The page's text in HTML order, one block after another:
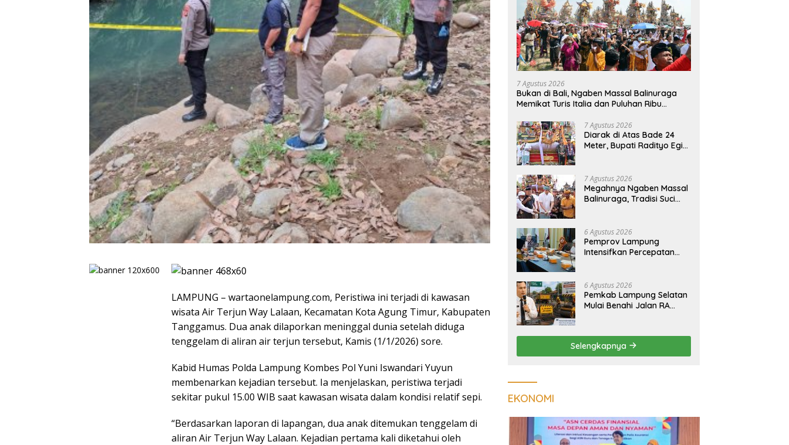
LAMPUNG – wartaonelampung.com, Peristiwa ini terjadi di kawasan
wisata Air Terjun Way Lalaan, Kecamatan Kota Agung Timur, Kabupaten
Tanggamus. Dua anak dilaporkan meninggal dunia setelah diduga
tenggelam di aliran air terjun tersebut, Kamis (1/1/2026) sore.
Kabid Humas Polda Lampung Kombes Pol Yuni Iswandari Yuyun
membenarkan kejadian tersebut. Ia menjelaskan, peristiwa terjadi
sekitar pukul 15.00 WIB saat kawasan wisata dalam kondisi relatif sepi.
“Berdasarkan laporan di lapangan, dua anak ditemukan tenggelam di
aliran Air Terjun Way Lalaan. Kejadian pertama kali diketahui oleh
7 Agustus 2026
Bukan di Bali, Ngaben Massal Balinuraga
Memikat Turis Italia dan Puluhan Ribu
7 Agustus 2026
Diarak di Atas Bade 24
Meter, Bupati Radityo Egi
‘Penglipuran’ Kedua pada
2027
7 Agustus 2026
Megahnya Ngaben Massal
Balinuraga, Tradisi Suci
dan Merekatkan Ikatan
Keluarga
6 Agustus 2026
Pemprov Lampung
Intensifkan Percepatan
Tanggamus
6 Agustus 2026
Pemkab Lampung Selatan
Mulai Benahi Jalan RA
Demi Keselamatan
Pengguna Jalan
Selengkapnya
EKONOMI